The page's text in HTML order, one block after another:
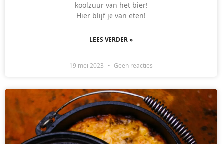
koolzuur van het bier!
Hier blijf je van eten!
LEES VERDER »
19 mei 2023 Geen reacties